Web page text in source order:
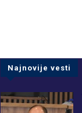
Najnovije vesti